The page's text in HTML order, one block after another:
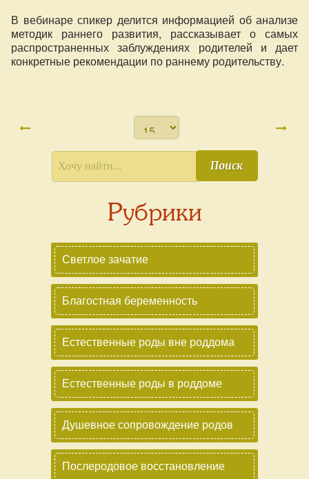
В вебинаре спикер делится информацией об анализе
методик раннего развития, рассказывает о самых
распространенных заблуждениях родителей и дает
конкретные рекомендации по раннему родительству.
Поиск
Рубрики
Светлое зачатие
Благостная беременность
Естественные роды вне роддома
Естественные роды в роддоме
Душевное сопровождение родов
Послеродовое восстановление